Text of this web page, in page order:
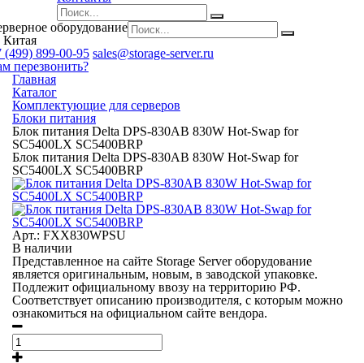
оборудование
Китая
(499) 899-00-95 sales@storage-server.ru
перезвонить?
Главная
Каталог
Комплектующие для серверов
Блоки питания
Блок питания Delta DPS-830AB 830W Hot-Swap for
SC5400LX SC5400BRP
Блок питания Delta DPS-830AB 830W Hot-Swap for
SC5400LX SC5400BRP
Арт.: FXX830WPSU
В наличии
Представленное на сайте Storage Server оборудование
является оригинальным, новым, в заводской упаковке.
Подлежит официальному ввозу на территорию РФ.
Соответствует описанию производителя, с которым можно
ознакомиться на официальном сайте вендора.